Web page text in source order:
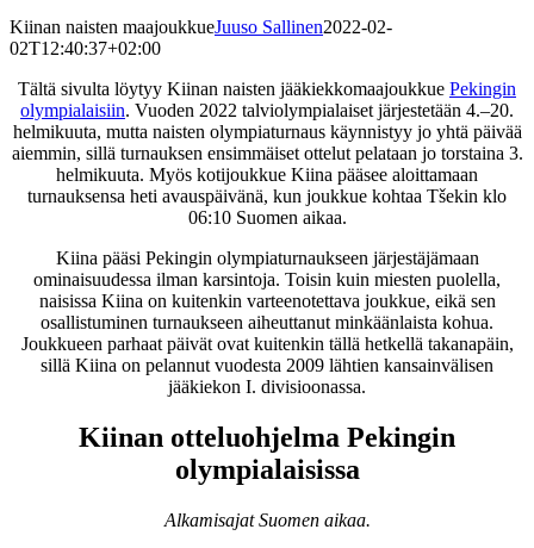
Kiinan naisten maajoukkueJuuso Sallinen2022-02-
02T12:40:37+02:00
Tältä sivulta löytyy Kiinan naisten jääkiekkomaajoukkue Pekingin
olympialaisiin. Vuoden 2022 talviolympialaiset järjestetään 4.–20.
helmikuuta, mutta naisten olympiaturnaus käynnistyy jo yhtä päivää
aiemmin, sillä turnauksen ensimmäiset ottelut pelataan jo torstaina 3.
helmikuuta. Myös kotijoukkue Kiina pääsee aloittamaan
turnauksensa heti avauspäivänä, kun joukkue kohtaa Tšekin klo
06:10 Suomen aikaa.
Kiina pääsi Pekingin olympiaturnaukseen järjestäjämaan
ominaisuudessa ilman karsintoja. Toisin kuin miesten puolella,
naisissa Kiina on kuitenkin varteenotettava joukkue, eikä sen
osallistuminen turnaukseen aiheuttanut minkäänlaista kohua.
Joukkueen parhaat päivät ovat kuitenkin tällä hetkellä takanapäin,
sillä Kiina on pelannut vuodesta 2009 lähtien kansainvälisen
jääkiekon I. divisioonassa.
Kiinan otteluohjelma Pekingin
olympialaisissa
Alkamisajat Suomen aikaa.